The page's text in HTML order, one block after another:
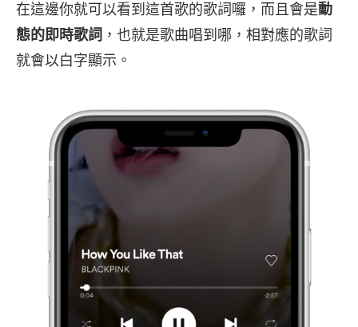
在這邊你就可以看到這首歌的歌詞囉，而且會是動
態的即時歌詞 ，也就是歌曲唱到哪，相對應的歌詞
就會以白字顯示。